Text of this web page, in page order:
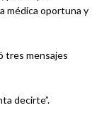
médica oportuna y
tres mensajes
decirte”.